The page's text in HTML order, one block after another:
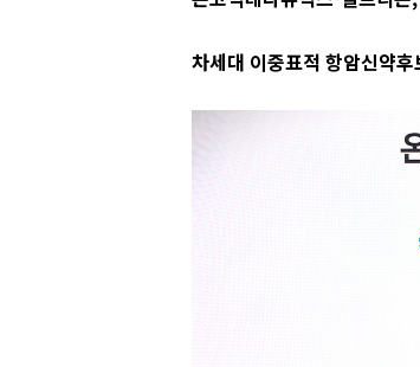
차세대 이중표적 항암신약